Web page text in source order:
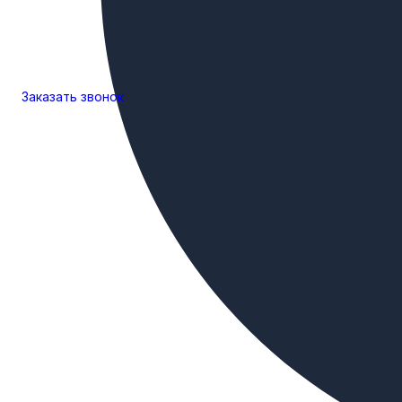
Заказать звонок
Соответствие стандартам
Серийный выпуск по ТУ 1470-003-62815391-2015
Толщина изделий соответствует требованиям СНиП
Характеристики основного материала
Россия